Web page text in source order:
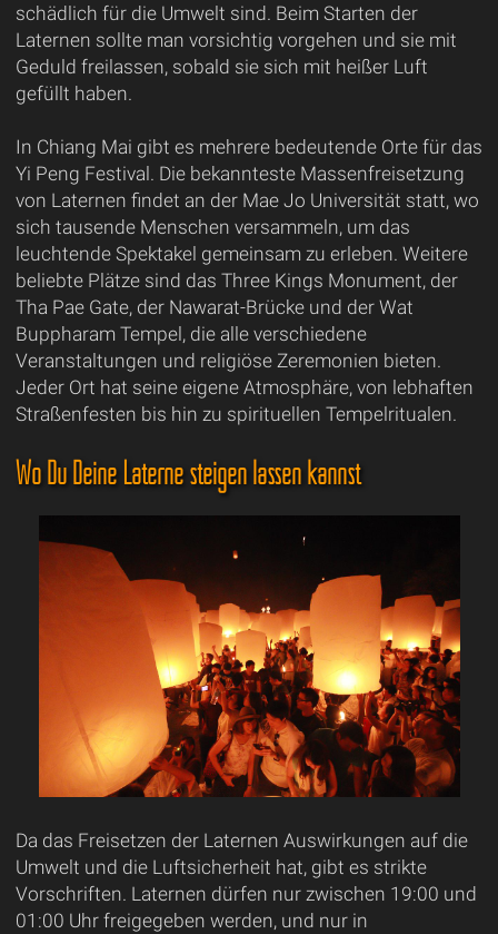
schädlich für die Umwelt sind. Beim Starten der
Laternen sollte man vorsichtig vorgehen und sie mit
Geduld freilassen, sobald sie sich mit heißer Luft
gefüllt haben.
In Chiang Mai gibt es mehrere bedeutende Orte für das
Yi Peng Festival. Die bekannteste Massenfreisetzung
von Laternen findet an der Mae Jo Universität statt, wo
sich tausende Menschen versammeln, um das
leuchtende Spektakel gemeinsam zu erleben. Weitere
beliebte Plätze sind das Three Kings Monument, der
Tha Pae Gate, der Nawarat-Brücke und der Wat
Buppharam Tempel, die alle verschiedene
Veranstaltungen und religiöse Zeremonien bieten.
Jeder Ort hat seine eigene Atmosphäre, von lebhaften
Straßenfesten bis hin zu spirituellen Tempelritualen.
Wo Du Deine Laterne steigen lassen kannst
Da das Freisetzen der Laternen Auswirkungen auf die
Umwelt und die Luftsicherheit hat, gibt es strikte
Vorschriften. Laternen dürfen nur zwischen 19:00 und
01:00 Uhr freigegeben werden, und nur in